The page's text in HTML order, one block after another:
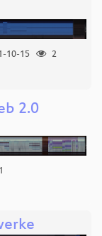
10-15
2
2.0
1